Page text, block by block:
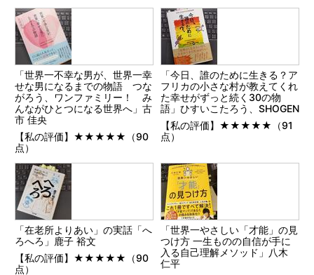
「世界一不幸な男が、世界一幸
せな男になるまでの物語 つな
がろう、ワンファミリー！ み
んながひとつになる世界へ」古
市 佳央
【私の評価】★★★★★（90
点）
「今日、誰のために生きる？ア
フリカの小さな村が教えてくれ
た幸せがずっと続く30の物
語」ひすいこたろう、SHOGEN
【私の評価】★★★★★（91
点）
「在老所よりあい」の実話「へ
ろへろ」鹿子 裕文
【私の評価】★★★★★（90
点）
「世界一やさしい「才能」の見
つけ方 一生ものの自信が手に
入る自己理解メソッド」八木
仁平